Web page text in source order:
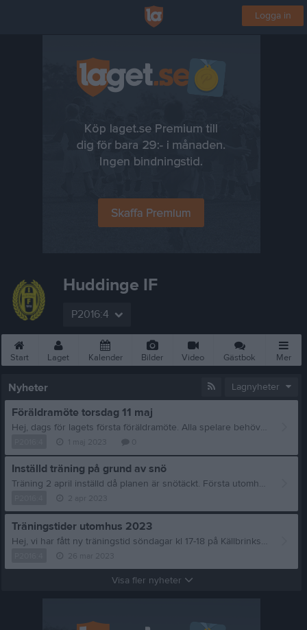
Logga in
Huddinge IF
P2016:4
Start Laget Kalender Bilder Video Gästbok Mer
Nyheter Lagnyheter
Föräldramöte torsdag 11 maj
Hej, dags för lagets första föräldramöte. Alla spelare behöver representeras av minst en vuxen på det här mötet. Undvik att ta med barnen om ni kan denna kväll. Datum: Torsdag 11 maj Tid: 18.30 - 19.30 Plats: Klubbhuset Källbrinks IP (svarta huset vid 11-manna konstgräsplanen) På agendan: - Värdegrund - Förväntningar på spelare/ledare/föräldrar - Match och cuper 2023 - Kläder och utrustning - Lagkassa - Vill du hjälpa till med något runt laget? - Övrigt Välkomna! //Linus, Ali, Micke
Inställd träning på grund av snö
Träning 2 april inställd då planen är snötäckt. Första utomhusträningen blir söndag 16 april kl 17 på Källbrink. Då får vi hoppas att våren är här! //Tränarna
Träningstider utomhus 2023
Hej, vi har fått ny träningstid söndagar kl 17-18 på Källbrinks 5-spelaresplan från och med den 2 april och framåt. Det är den planen som ligger längst ner mot Källbrinksskolan. Vi har också fått en extra träningstid tisdagar Huddinge gymnasieplan kl 18-19, men den får vi se om vi ska utnyttja. Tränarna meddelar i så fall. Kommer även att kallas till föräldramöte i laget i april. //Tränarna
Visa fler nyheter